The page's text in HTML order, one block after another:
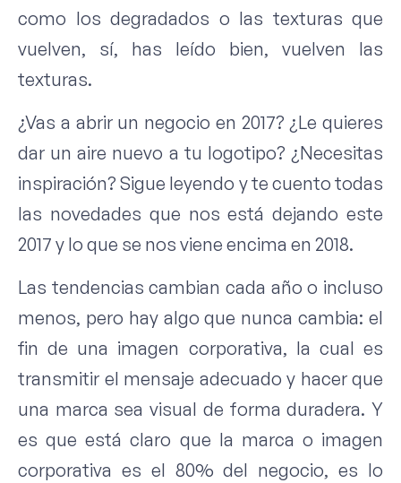
como los degradados o las texturas que
vuelven, sí, has leído bien, vuelven las
texturas.
¿Vas a abrir un negocio en 2017? ¿Le quieres
dar un aire nuevo a tu logotipo? ¿Necesitas
inspiración? Sigue leyendo y te cuento todas
las novedades que nos está dejando este
2017 y lo que se nos viene encima en 2018.
Las tendencias cambian cada año o incluso
menos, pero hay algo que nunca cambia: el
fin de una imagen corporativa, la cual es
transmitir el mensaje adecuado y hacer que
una marca sea visual de forma duradera. Y
es que está claro que la marca o imagen
corporativa es el 80% del negocio, es lo